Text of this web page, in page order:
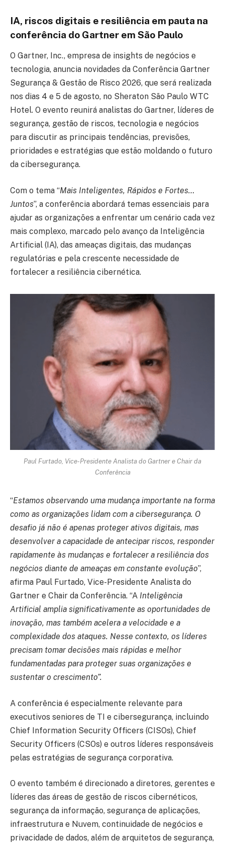
IA, riscos digitais e resiliência em pauta na
conferência do Gartner em São Paulo
O Gartner, Inc., empresa de insights de negócios e
tecnologia, anuncia novidades da Conferência Gartner
Segurança & Gestão de Risco 2026, que será realizada
nos dias 4 e 5 de agosto, no Sheraton São Paulo WTC
Hotel. O evento reunirá analistas do Gartner, líderes de
segurança, gestão de riscos, tecnologia e negócios
para discutir as principais tendências, previsões,
prioridades e estratégias que estão moldando o futuro
da cibersegurança.
Com o tema “Mais Inteligentes, Rápidos e Fortes…
Juntos”, a conferência abordará temas essenciais para
ajudar as organizações a enfrentar um cenário cada vez
mais complexo, marcado pelo avanço da Inteligência
Artificial (IA), das ameaças digitais, das mudanças
regulatórias e pela crescente necessidade de
fortalecer a resiliência cibernética.
Paul Furtado, Vice-Presidente Analista do Gartner e Chair da
Conferência
“Estamos observando uma mudança importante na forma
como as organizações lidam com a cibersegurança. O
desafio já não é apenas proteger ativos digitais, mas
desenvolver a capacidade de antecipar riscos, responder
rapidamente às mudanças e fortalecer a resiliência dos
negócios diante de ameaças em constante evolução”,
afirma Paul Furtado, Vice-Presidente Analista do
Gartner e Chair da Conferência. “A Inteligência
Artificial amplia significativamente as oportunidades de
inovação, mas também acelera a velocidade e a
complexidade dos ataques. Nesse contexto, os líderes
precisam tomar decisões mais rápidas e melhor
fundamentadas para proteger suas organizações e
sustentar o crescimento”.
A conferência é especialmente relevante para
executivos seniores de TI e cibersegurança, incluindo
Chief Information Security Officers (CISOs), Chief
Security Officers (CSOs) e outros líderes responsáveis
pelas estratégias de segurança corporativa.
O evento também é direcionado a diretores, gerentes e
líderes das áreas de gestão de riscos cibernéticos,
segurança da informação, segurança de aplicações,
infraestrutura e Nuvem, continuidade de negócios e
privacidade de dados, além de arquitetos de segurança,